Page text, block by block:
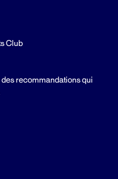
Club
recommandations qui